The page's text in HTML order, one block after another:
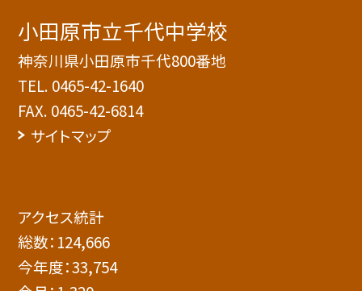
小田原市立千代中学校
神奈川県小田原市千代800番地
TEL. 0465-42-1640
FAX. 0465-42-6814
サイトマップ
アクセス統計
総数： 124,666
今年度：33,754